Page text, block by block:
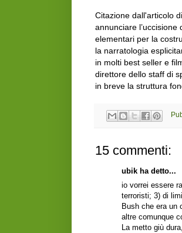
Citazione dall'articolo
annunciare
elementari per la
la narratologia
in molti best seller e
direttore dello staff di
in breve la struttura
15 commenti:
ubik ha detto...
io vorrei essere
terroristi; 3) di
Bush che era un
altre comunque
La metto giù